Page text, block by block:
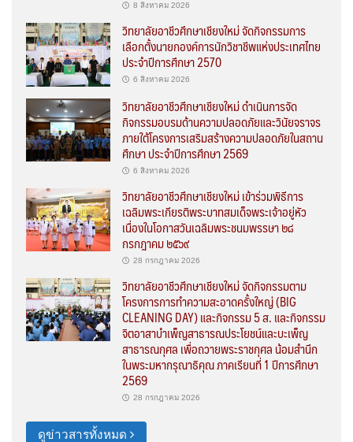
8 สิงหาคม 2026
วิทยาลัยอาชีวศึกษาเชียงใหม่ จัดกิจกรรมการ
เลือกตั้งนายกองค์การนักวิชาชีพแห่งประเทศไทย
ประจำปีการศึกษา 2570
6 สิงหาคม 2026
วิทยาลัยอาชีวศึกษาเชียงใหม่ ดำเนินการจัด
กิจกรรมอบรมด้านความปลอดภัยและวินัยจราจร
ภายใต้โครงการเสริมสร้างความปลอดภัยในสถาน
ศึกษา ประจำปีการศึกษา 2569
6 สิงหาคม 2026
วิทยาลัยอาชีวศึกษาเชียงใหม่ เข้าร่วมพิธีการ
เฉลิมพระเกียรติพระบาทสมเด็จพระเจ้าอยู่หัว
เนื่องในโอกาสวันเฉลิมพระชนมพรรษา ๒๘
กรกฎาคม ๒๕๖๙
28 กรกฎาคม 2026
วิทยาลัยอาชีวศึกษาเชียงใหม่ จัดกิจกรรมตาม
โครงการการทำความสะอาดครั้งใหญ่ (BIG
CLEANING DAY) และกิจกรรม 5 ส. และกิจกรรม
จิตอาสาบำเพ็ญสาธารณประโยชน์และบะเพ็ญ
สาธารณกุศล เพื่อถวายพระราชกุศล น้อมสำนึก
ในพระมหากรุณาธิคุณ ภาคเรียนที่ 1 ปีการศึกษา
2569
28 กรกฎาคม 2026
ดูข่าวสารทั้งหมด